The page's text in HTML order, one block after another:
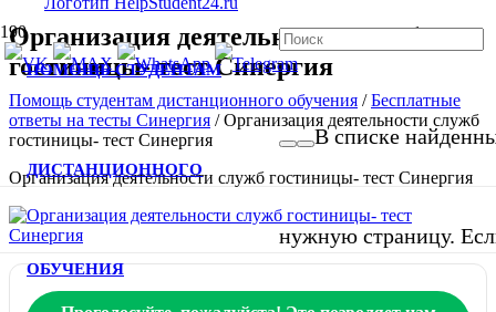
ПОМОЩЬ СТУДЕНТАМ
ДИСТАНЦИОННОГО
ОБУЧЕНИЯ
В списке
нужную страницу.
Организация деятельности служб
гостиницы- тест Синергия
Помощь студентам дистанционного обучения /Бесплатные
ответы на тесты Синергия /Организация деятельности служб
гостиницы- тест Синергия
Организация деятельности служб гостиницы- тест Синергия